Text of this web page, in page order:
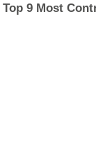
Top 9 Most